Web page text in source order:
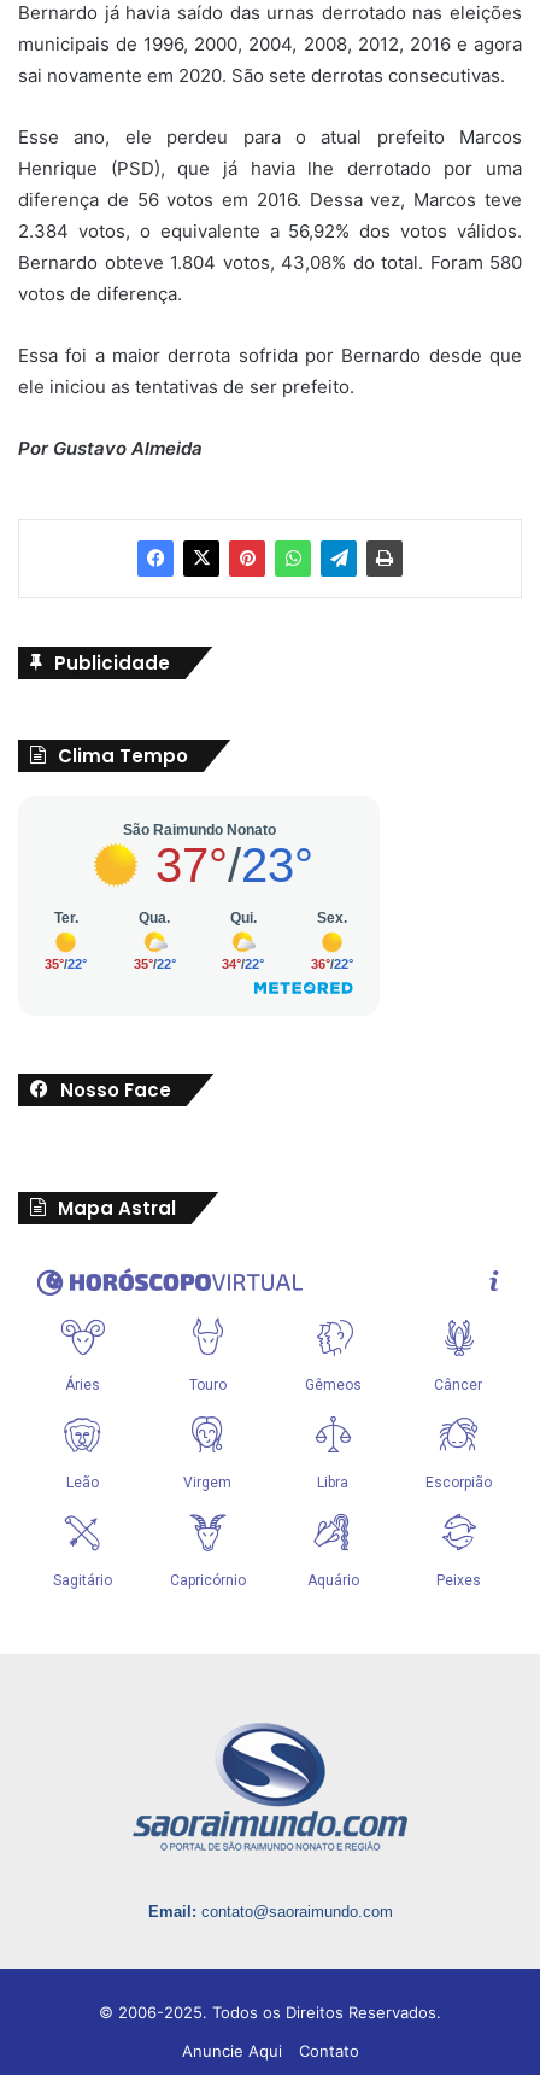
Bernardo já havia saído das urnas derrotado nas eleições
municipais de 1996, 2000, 2004, 2008, 2012, 2016 e agora
sai novamente em 2020. São sete derrotas consecutivas.
Esse ano, ele perdeu para o atual prefeito Marcos
Henrique (PSD), que já havia lhe derrotado por uma
diferença de 56 votos em 2016. Dessa vez, Marcos teve
2.384 votos, o equivalente a 56,92% dos votos válidos.
Bernardo obteve 1.804 votos, 43,08% do total. Foram 580
votos de diferença.
Essa foi a maior derrota sofrida por Bernardo desde que
ele iniciou as tentativas de ser prefeito.
Por Gustavo Almeida
Publicidade
Clima Tempo
Nosso Face
Mapa Astral
Email: contato@saoraimundo.com
© 2006-2025. Todos os Direitos Reservados.
Anuncie Aqui
Contato